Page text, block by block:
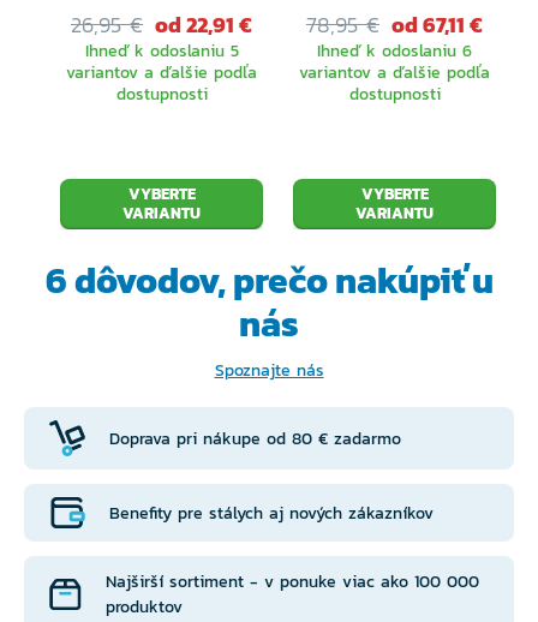
26,95 € od 22,91 €
Ihneď k odoslaniu 5
variantov a ďalšie podľa
dostupnosti
VYBERTE
VARIANTU
78,95 € od 67,11 €
Ihneď k odoslaniu 6
variantov a ďalšie podľa
dostupnosti
VYBERTE
VARIANTU
6 dôvodov, prečonakúpiť u
nás
Spoznajte nás
Doprava pri nákupe od 80 € zadarmo
Benefity pre stálych aj nových zákazníkov
Najširší sortiment - v ponuke viac ako 100 000
produktov